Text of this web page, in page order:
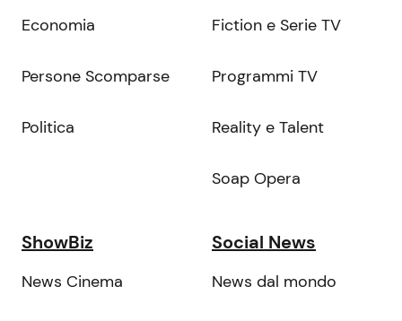
Economia
Persone Scomparse
Politica
Fiction e Serie TV
Programmi TV
Reality e Talent
Soap Opera
ShowBiz
News Cinema
Social News
News dal mondo